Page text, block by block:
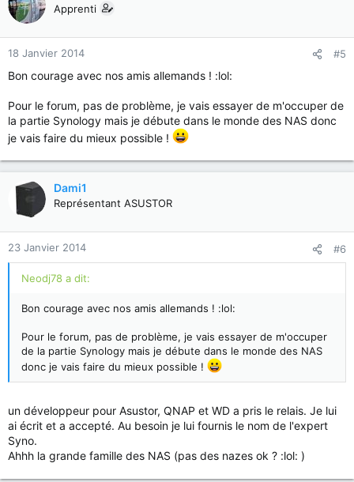
Apprenti
18 Janvier 2014 #5
Bon courage avec nos amis allemands ! :lol:
Pour le forum, pas de problème, je vais essayer de m'occuper de
la partie Synology mais je débute dans le monde des NAS donc
je vais faire du mieux possible !
Dami1
Représentant ASUSTOR
23 Janvier 2014 #6
Neodj78 a dit:
Bon courage avec nos amis allemands ! :lol:
Pour le forum, pas de problème, je vais essayer de m'occuper
de la partie Synology mais je débute dans le monde des NAS
donc je vais faire du mieux possible !
un développeur pour Asustor, QNAP et WD a pris le relais. Je lui
ai écrit et a accepté. Au besoin je lui fournis le nom de l'expert
Syno.
Ahhh la grande famille des NAS (pas des nazes ok ? :lol: )